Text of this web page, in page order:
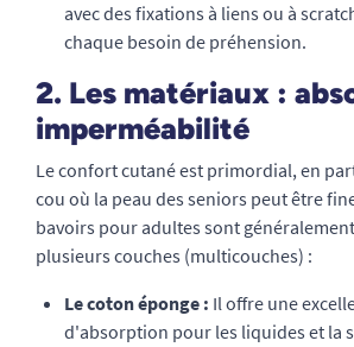
avec des fixations à liens ou à
chaque besoin de préhension.
2. Les matériaux :
imperméabilité
Le confort cutané est primordial, en
cou où la peau des seniors peut être
bavoirs pour adultes sont
plusieurs couches (multicouches) :
Le coton éponge : Il offre une
d'absorption pour les liquides et la